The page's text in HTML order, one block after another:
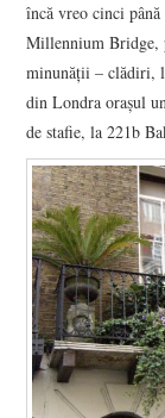
încă vreo cinci
Millennium Bridge,
minunăţii – clădiri,
din Londra oraşul
de stafie, la 221b